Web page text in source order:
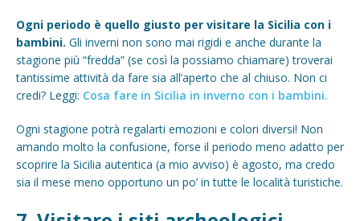
Ogni periodo è quello giusto per visitare la Sicilia con i
bambini. Gli inverni non sono mai rigidi e anche durante la
stagione più “fredda” (se così la possiamo chiamare) troverai
tantissime attività da fare sia all’aperto che al chiuso. Non ci
credi? Leggi: Cosa fare in Sicilia in inverno con i bambini.
Ogni stagione potrà regalarti emozioni e colori diversi! Non
amando molto la confusione, forse il periodo meno adatto per
scoprire la Sicilia autentica (a mio avviso) è agosto, ma credo
sia il mese meno opportuno un po’ in tutte le località turistiche.